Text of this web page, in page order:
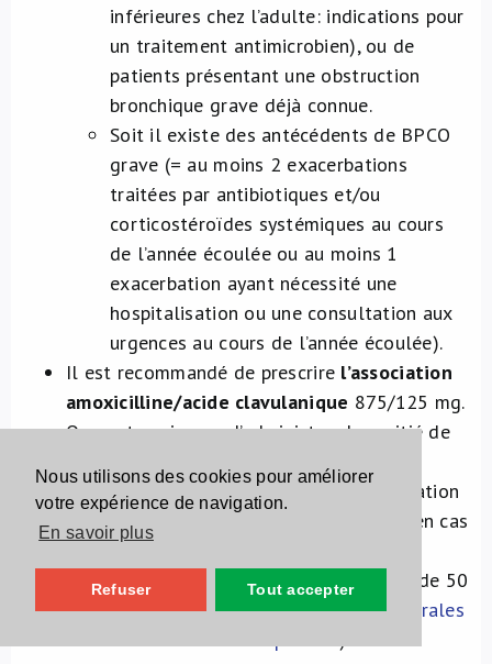
Nous utilisons des cookies pour améliorer
votre expérience de navigation.
En savoir plus
Refuser Tout accepter
inférieures chez l’adulte: indications pour
un traitement antimicrobien), ou de
patients présentant une obstruction
bronchique grave déjà connue.
Soit il existe des antécédents de BPCO
grave (= au moins 2 exacerbations
traitées par antibiotiques et/ou
corticostéroïdes systémiques au cours
de l’année écoulée ou au moins 1
exacerbation ayant nécessité une
hospitalisation ou une consultation aux
urgences au cours de l’année écoulée).
Il est recommandé de prescrire l’association
amoxicilline/acide clavulanique 875/125 mg.
On peut envisager d’administrer la moitié de
monothérapie et l’autre moitié en association
avec l’acide clavulanique (500/125 mg) en cas
de faible risque d’erreurs de médication,
surtout chez les patients âgés de moins de 50
ans (voir également «Modifications générales